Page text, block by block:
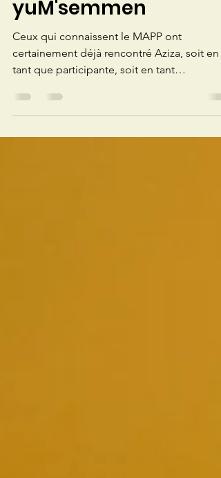
[Inspirante Aziza]
yuM'semmen
Ceux qui connaissent le MAPP ont
tant que participante, soit en tant
qu'animatrice des...